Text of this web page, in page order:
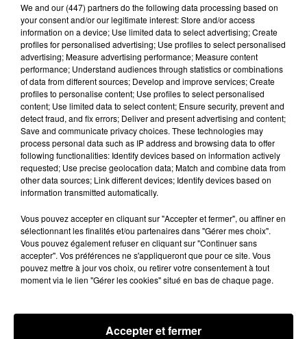
Près d'une vingtaine de pompiers mobilisés
pour un feu à...
à des herbes sèches.
LE GRAND FORMAT Voir plus
We and our (447) partnersdo the following data processing based on
your consent and/or our legitimate interest: Store and/or access
information on a device; Use limited data to select advertising; Create
profiles for personalised advertising; Use profiles to select personalised
advertising; Measure advertising performance; Measure content
performance; Understand audiences through statistics or combinations
of data from different sources; Develop and improve services; Create
profiles to personalise content; Use profiles to select personalised
content; Use limited data to select content; Ensure security, prevent and
detect fraud, and fix errors; Deliver and present advertising and content;
Save and communicate privacy choices. These technologies may
process personal data such as IP address and browsing data to offer
following functionalities: Identify devices based on information actively
requested; Use precise geolocation data; Match and combine data from
other data sources; Link different devices; Identify devices based on
information transmitted automatically.
Vous pouvez accepter en cliquant sur "Accepter et fermer", ou affiner en
sélectionnant les finalités et/ou partenaires dans "Gérer mes choix".
Vous pouvez également refuser en cliquant sur "Continuer sans
accepter". Vos préférences ne s'appliqueront que pour ce site. Vous
pouvez mettre à jour vos choix, ou retirer votre consentement à tout
moment via le lien "Gérer les cookies" situé en bas de chaque page.
Accepter et fermer